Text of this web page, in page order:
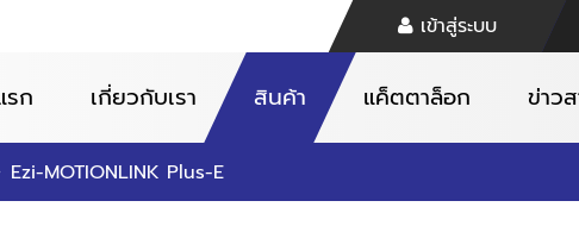
เข้าสู่ระบบ
รก เกี่ยวกับเรา สินค้า แค็ตตาล็อก ข่าว
Ezi-MOTIONLINK Plus-E